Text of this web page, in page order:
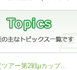
ツアー第2戦μカップ…